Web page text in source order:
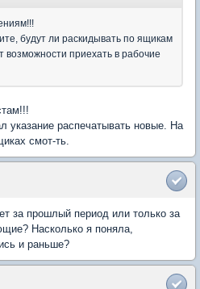
будут ли раскидывать по ящикам
возможности приехать в рабочие
указание распечатывать новые. На
смот-ть.
за прошлый период или только за
Насколько я поняла,
и раньше?